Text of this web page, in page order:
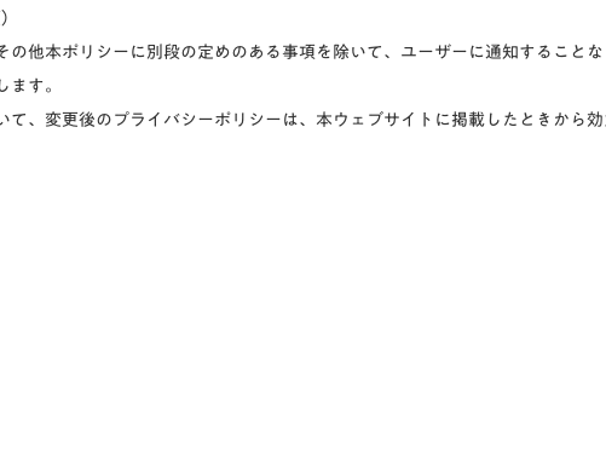
の他本ポリシーに別段の定めのある事項を除いて、ユーザーに通知すること
す。
て、変更後のプライバシーポリシーは、本ウェブサイトに掲載したときから